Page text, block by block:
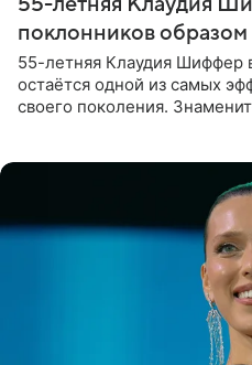
поклонников образом
55-летняя Клаудия Шиффер
остаётся одной из самых
своего поколения.